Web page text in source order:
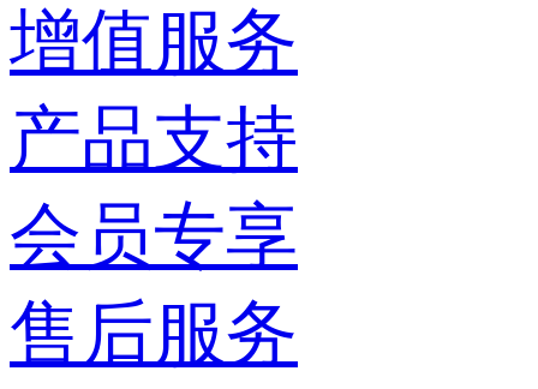
增值服务
产品支持
会员专享
售后服务